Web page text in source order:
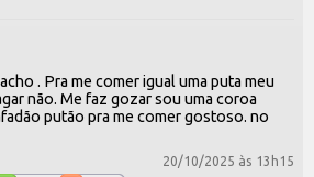
. Pra me comer igual uma puta meu
não. Me faz gozar sou uma coroa
putão pra me comer gostoso. no
20/10/2025 às 13h15